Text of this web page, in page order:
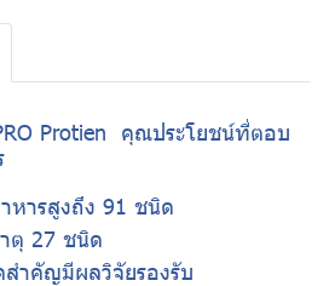
Protien คุณประโยชน์ที่ตอบ
หารสูงถึง 91 ชนิด
ตุ 27 ชนิด
ำคัญมีผลวิจัยรองรับ